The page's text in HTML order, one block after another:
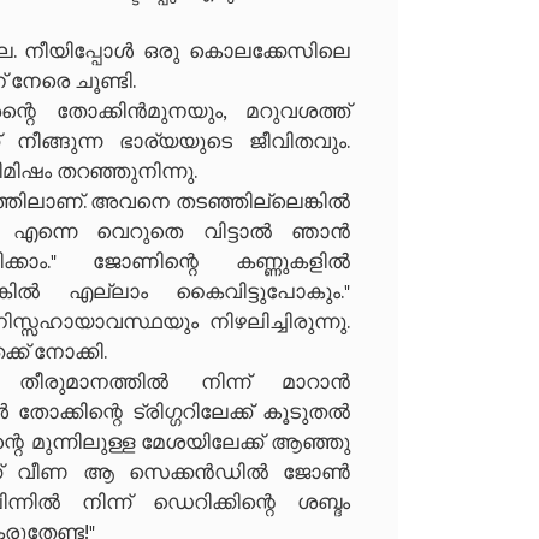
നീയിപ്പോൾ ഒരു കൊലക്കേസിലെ
ചൂണ്ടി.
തോക്കിൻമുനയും, മറുവശത്ത്
നീങ്ങുന്ന ഭാര്യയുടെ ജീവിതവും.
തറഞ്ഞുനിന്നു.
അവനെ തടഞ്ഞില്ലെങ്കിൽ
എന്നെ വെറുതെ വിട്ടാൽ ഞാൻ
ജോണിന്റെ കണ്ണുകളിൽ
എല്ലാം കൈവിട്ടുപോകും."
നിഴലിച്ചിരുന്നു.
നോക്കി.
നിന്ന് മാറാൻ
ട്രിഗ്ഗറിലേക്ക് കൂടുതൽ
മുന്നിലുള്ള മേശയിലേക്ക് ആഞ്ഞു
വീണ ആ സെക്കൻഡിൽ ജോൺ
നിന്ന് ഡെറിക്കിന്റെ ശബ്ദം